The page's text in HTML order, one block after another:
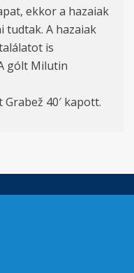
ekkor a hazaiak
tudtak. A hazaiak
is
gólt Milutin
40′ kapott.